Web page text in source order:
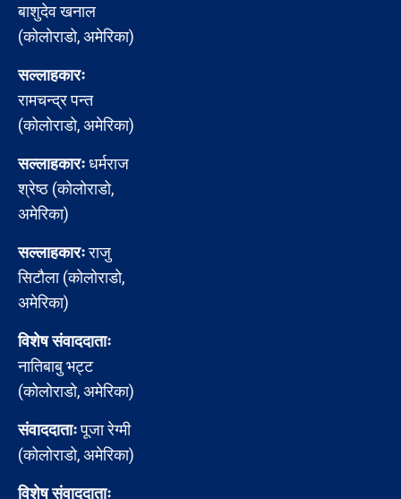
बाशुदेव खनाल
(कोलोराडो, अमेरिका)
सल्लाहकारः
रामचन्द्र पन्त
(कोलोराडो, अमेरिका)
सल्लाहकारःधर्मराज
श्रेष्ठ (कोलोराडो,
अमेरिका)
सल्लाहकारःराजु
सिटौला (कोलोराडो,
अमेरिका)
विशेष संवाददाताः
नातिबाबु भट्ट
(कोलोराडो, अमेरिका)
संवाददाताःपूजा रेग्मी
(कोलोराडो, अमेरिका)
विशेष संवाददाताः